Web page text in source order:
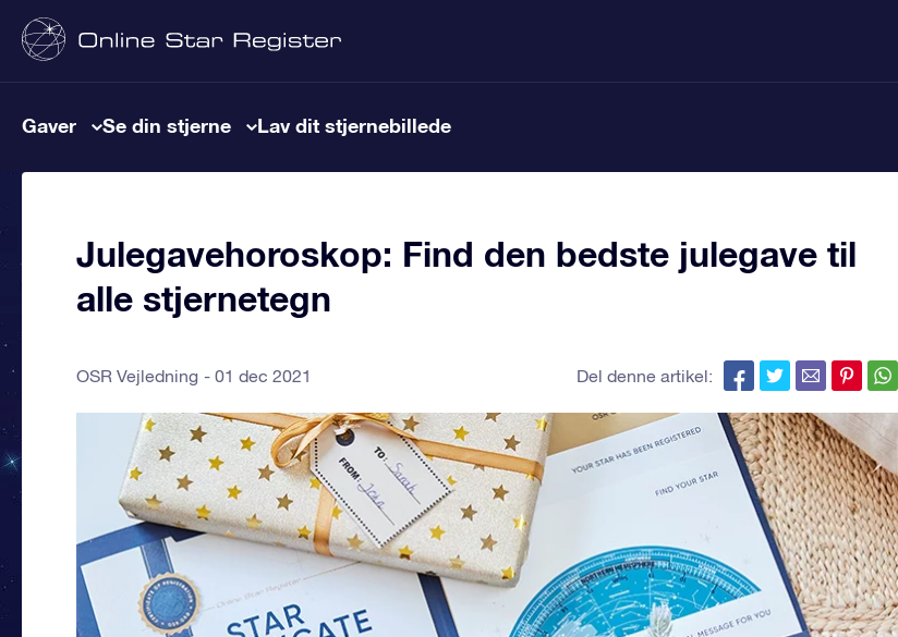
Gaver Se din stjerne Lav dit stjernebillede
Julegavehoroskop: Find den bedste julegave til
alle stjernetegn
OSR Vejledning 01 dec 2021 Del denne artikel: